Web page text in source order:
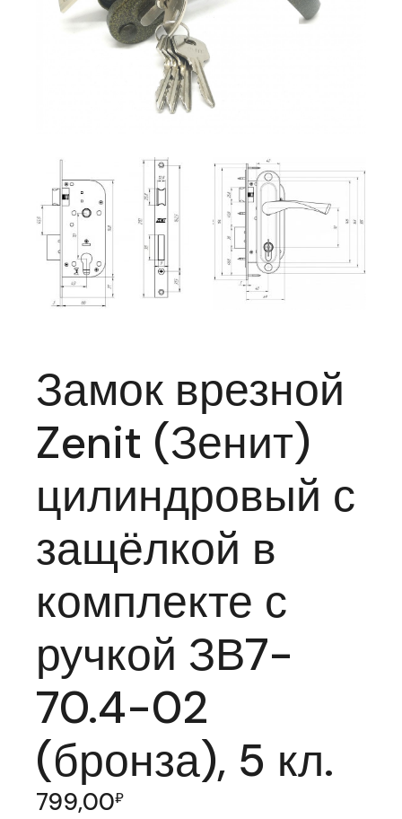
Замок врезной
Zenit (Зенит)
цилиндровый с
защёлкой в
комплекте с
ручкой ЗВ7-
70.4-02
(бронза), 5 кл.
799,00₽